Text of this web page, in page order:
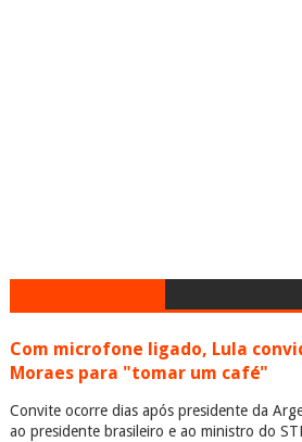
Com microfone ligado, Lula
Moraes para "tomar um café"
Convite ocorre dias após presidente da
ao presidente brasileiro e ao ministro do